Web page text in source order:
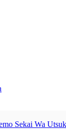
Sekai Wa